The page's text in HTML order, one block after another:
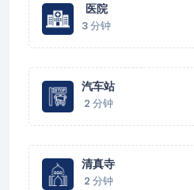
医院
3 分钟
汽车站
2 分钟
清真寺
2 分钟